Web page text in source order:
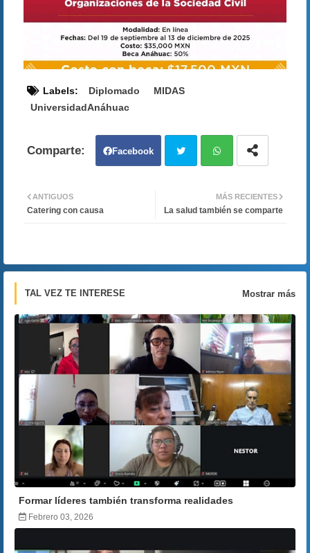
Labels: Diplomado
MIDAS
UniversidadAnáhuac
Facebook
ter atsa
MÁS RECIENTES
La salud también se comparte
ANTIGUOS
Catering con causa
TAL VEZ TE INTERESE Mostrar más
Formar líderes también transforma realidades
Febrero 03, 2026